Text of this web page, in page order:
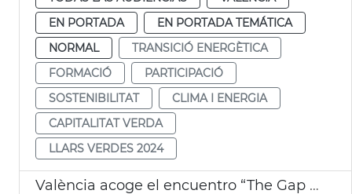
EN PORTADA
EN PORTADA TEMÁTICA
NORMAL
TRANSICIÓ ENERGÈTICA
FORMACIÓ
PARTICIPACIÓ
SOSTENIBILITAT
CLIMA I ENERGIA
CAPITALITAT VERDA
LLARS VERDES 2024
València acoge el encuentro “The Gap in Between”